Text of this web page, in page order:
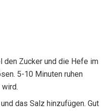
den Zucker und die Hefe im
5-10 Minuten ruhen
das Salz hinzufügen. Gut